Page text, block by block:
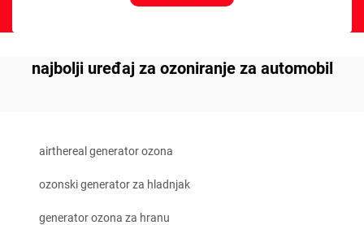
najbolji uređaj za ozoniranje za automobil
airthereal generator ozona
ozonski generator za hladnjak
generator ozona za hranu